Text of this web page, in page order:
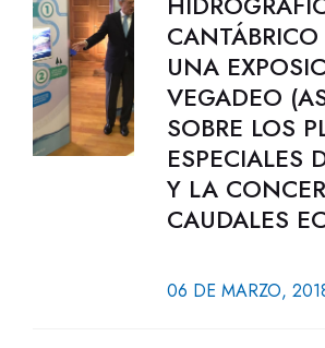
UNA
VEGADEO
SOBRE LOS
ESPECIALES
Y LA
CAUDALES
06 DE MARZO,